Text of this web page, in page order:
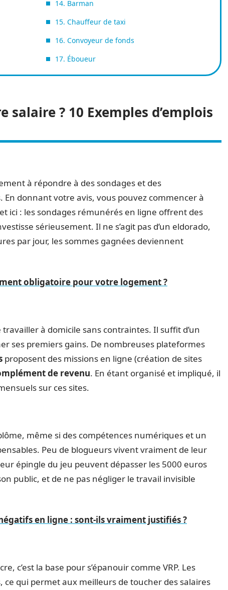
14. Barman
15. Chauffeur de taxi
16. Convoyeur de fonds
17. Éboueur
? 10 Exemples d’emplois
à répondre à des sondages et des
donnant votre avis, vous pouvez commencer à
ici : les sondages rémunérés en ligne offrent des
sérieusement. Il ne s’agit pas d’un eldorado,
par jour, les sommes gagnées deviennent
obligatoire pour votre logement ?
à domicile sans contraintes. Il suffit d’un
ses premiers gains. De nombreuses plateformes
proposent des missions en ligne (création de sites
de revenu. En étant organisé et impliqué, il
sur ces sites.
même si des compétences numériques et un
Peu de blogueurs vivent vraiment de leur
épingle du jeu peuvent dépasser les 5000 euros
public, et de ne pas négliger le travail invisible
négatifs en ligne : sont-ils vraiment justifiés ?
c’est la base pour s’épanouir comme VRP. Les
ce qui permet aux meilleurs de toucher des salaires